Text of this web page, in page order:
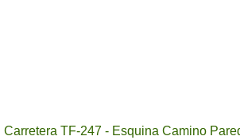
Carretera TF-247 - Esquina Camino